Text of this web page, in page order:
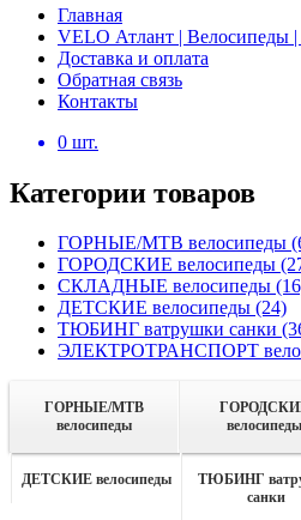
Главная
VELO Атлант | Велосипеды |
Доставка и оплата
Обратная связь
Контакты
0 шт.
Категории товаров
ГОРНЫЕ/MTB велосипеды
ГОРОДСКИЕ велосипеды
СКЛАДНЫЕ велосипеды
ДЕТСКИЕ велосипеды (24)
ТЮБИНГ ватрушки санки
ЭЛЕКТРОТРАНСПОРТ вело
ГОРНЫЕ/MTB
велосипеды
велосипеды
ДЕТСКИЕ велосипеды
ТЮБИНГ
санки